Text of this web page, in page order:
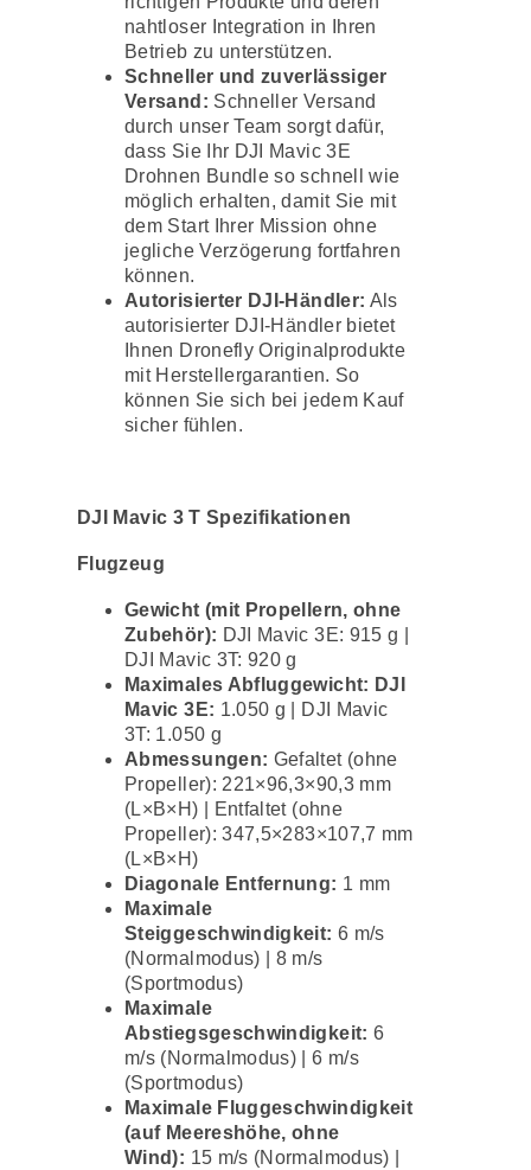
nahtloser Integration in Ihren
Betrieb zu unterstützen.
Schneller und zuverlässiger
Versand: Schneller Versand
durch unser Team sorgt dafür,
dass Sie Ihr DJI Mavic 3E
Drohnen Bundle so schnell wie
möglich erhalten, damit Sie mit
dem Start Ihrer Mission ohne
jegliche Verzögerung fortfahren
können.
Autorisierter DJI-Händler: Als
autorisierter DJI-Händler bietet
Ihnen Dronefly Originalprodukte
mit Herstellergarantien. So
können Sie sich bei jedem Kauf
sicher fühlen.
DJI Mavic 3 T Spezifikationen
Flugzeug
Gewicht (mit Propellern, ohne
Zubehör): DJI Mavic 3E: 915 g |
DJI Mavic 3T: 920 g
Maximales Abfluggewicht: DJI
Mavic 3E: 1.050 g | DJI Mavic
3T: 1.050 g
Abmessungen: Gefaltet (ohne
Propeller): 221×96,3×90,3 mm
(L×B×H) | Entfaltet (ohne
Propeller): 347,5×283×107,7 mm
(L×B×H)
Diagonale Entfernung: 1 mm
Maximale
Steiggeschwindigkeit: 6 m/s
(Normalmodus) | 8 m/s
(Sportmodus)
Maximale
Abstiegsgeschwindigkeit: 6
m/s (Normalmodus) | 6 m/s
(Sportmodus)
Maximale Fluggeschwindigkeit
(auf Meereshöhe, ohne
Wind): 15 m/s (Normalmodus) |